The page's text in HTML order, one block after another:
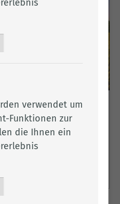
zu
verwendet um
Funktionen zur
die Ihnen ein